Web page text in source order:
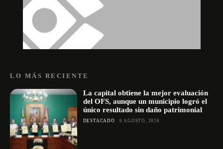
LO MÁS RECIENTE
La capital obtiene la mejor evaluación
del OFS, aunque un municipio logró el
único resultado sin daño patrimonial
DESTACADO 6 AGOSTO, 2026